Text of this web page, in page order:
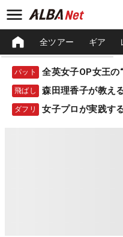
全ツアー ギア
パット 全英女子OP女王の
飛ばし 森田理香子が教え
ダフリ 女子プロが実践す